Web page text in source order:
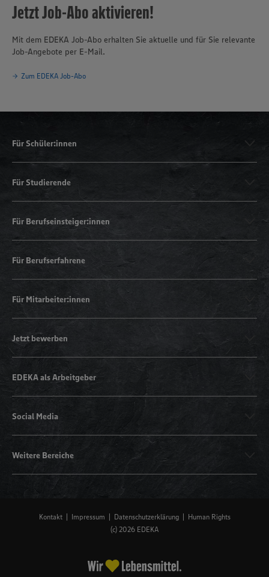
Jetzt Job-Abo aktivieren!
Mit dem EDEKA Job-Abo erhalten Sie aktuelle und für Sie relevante
Job-Angebote per E-Mail.
Zum EDEKA Job-Abo
Für Schüler:innen
Für Studierende
Für Berufseinsteiger:innen
Für Berufserfahrene
Für Mitarbeiter:innen
Jetzt bewerben
EDEKA als Arbeitgeber
Social Media
Weitere Bereiche
Kontakt Impressum Datenschutzerklärung
Human Rights
(c) 2026 EDEKA